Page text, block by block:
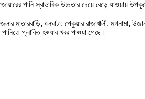
পানি স্বাভাবিক উচ্চতার চেয়ে বেড়ে যাওয়ায়
মাতারবাড়ি, ধলঘাটা, পেকুয়ার রাজাখালী, মগনামা,
প্লাবিত হওয়ার খবর পাওয়া গেছে।